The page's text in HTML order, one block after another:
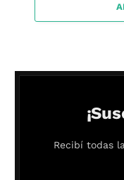
Recibí todas